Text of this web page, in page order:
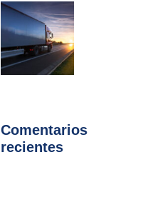
Comentarios
recientes